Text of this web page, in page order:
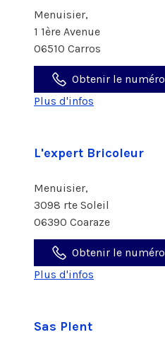
Menuisier,
1 1ère Avenue
06510 Carros
Obtenir le numéro
Plus d'infos
L'expert Bricoleur
Menuisier,
3098 rte Soleil
06390 Coaraze
Obtenir le numéro
Plus d'infos
Sas Plent